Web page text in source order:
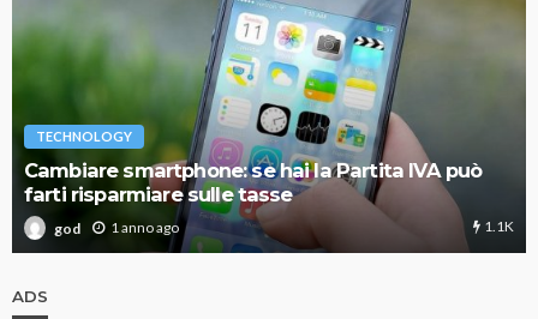
TECHNOLOGY
Cambiare smartphone: se hai la Partita IVA può
farti risparmiare sulle tasse
god 1 anno ago 1.1K
ADS